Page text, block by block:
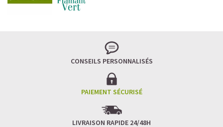
CONSEILS PERSONNALISÉS
PAIEMENT SÉCURISÉ
LIVRAISON RAPIDE 24/48H